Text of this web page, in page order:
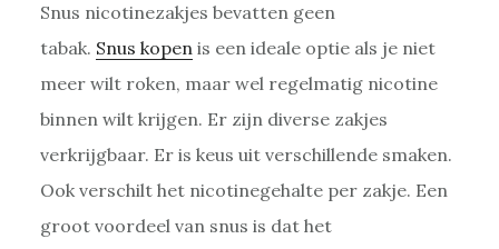
Snus nicotinezakjes bevatten geen
tabak. Snus kopenis een ideale optie als je niet
meer wilt roken, maar wel regelmatig nicotine
binnen wilt krijgen. Er zijn diverse zakjes
verkrijgbaar. Er is keus uit verschillende smaken.
Ook verschilt het nicotinegehalte per zakje. Een
groot voordeel van snus is dat het